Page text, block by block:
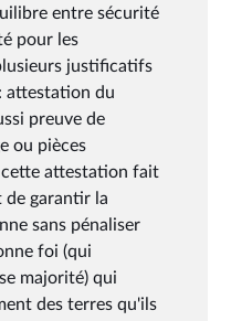
entre sécurité
pour les
justificatifs
attestation du
preuve de
ou pièces
attestation fait
de garantir la
sans pénaliser
foi (qui
majorité) qui
des terres qu'ils